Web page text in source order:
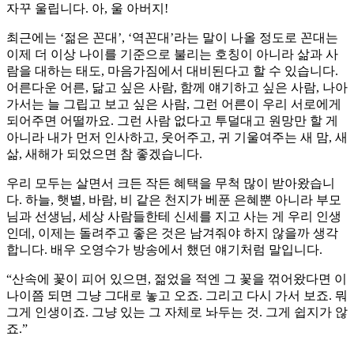
자꾸 울립니다. 아, 울 아버지!
최근에는 ‘젊은 꼰대’, ‘역꼰대’라는 말이 나올 정도로 꼰대는
이제 더 이상 나이를 기준으로 불리는 호칭이 아니라 삶과 사
람을 대하는 태도, 마음가짐에서 대비된다고 할 수 있습니다.
어른다운 어른, 닮고 싶은 사람, 함께 얘기하고 싶은 사람, 나아
가서는 늘 그립고 보고 싶은 사람, 그런 어른이 우리 서로에게
되어주면 어떨까요. 그런 사람 없다고 투덜대고 원망만 할 게
아니라 내가 먼저 인사하고, 웃어주고, 귀 기울여주는 새 맘, 새
삶, 새해가 되었으면 참 좋겠습니다.
우리 모두는 살면서 크든 작든 혜택을 무척 많이 받아왔습니
다. 하늘, 햇볕, 바람, 비 같은 천지가 베푼 은혜뿐 아니라 부모
님과 선생님, 세상 사람들한테 신세를 지고 사는 게 우리 인생
인데, 이제는 돌려주고 좋은 것은 남겨줘야 하지 않을까 생각
합니다. 배우 오영수가 방송에서 했던 얘기처럼 말입니다.
“산속에 꽃이 피어 있으면, 젊었을 적엔 그 꽃을 꺾어왔다면 이
나이쯤 되면 그냥 그대로 놓고 오죠. 그리고 다시 가서 보죠. 뭐
그게 인생이죠. 그냥 있는 그 자체로 놔두는 것. 그게 쉽지가 않
죠.”